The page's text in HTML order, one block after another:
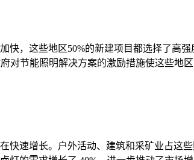
，这些地区50%的新建项目都选择了高
节能照明解决方案的激励措施使这些地
速增长。户外活动、建筑和采矿业占这